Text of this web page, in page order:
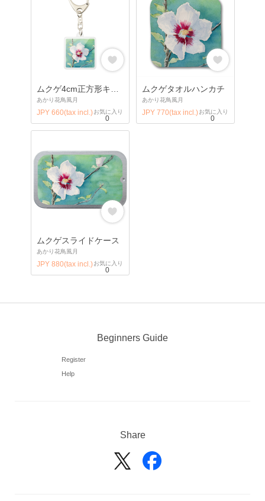
ムクゲ4cm正方形キーホルダー
あかり花鳥風月
JPY 660(tax incl.)
0
お気に入り
ムクゲタオルハンカチ
あかり花鳥風月
JPY 770(tax incl.)
0
お気に入り
ムクゲスライドケース
あかり花鳥風月
JPY 880(tax incl.)
0
お気に入り
Beginners Guide
Register
Help
Share